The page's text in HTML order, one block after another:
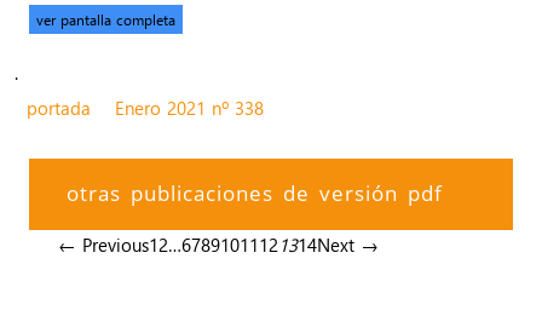
ver pantalla completa
.
portada
Enero 2021 nº 338
otras publicaciones de versión pdf
← Previous12…67891011121314Next →